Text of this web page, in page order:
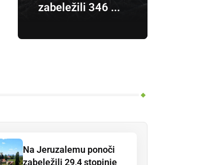
zabeležili 346 ...
Na Jeruzalemu ponoči
zabeležili 29,4 stopinje